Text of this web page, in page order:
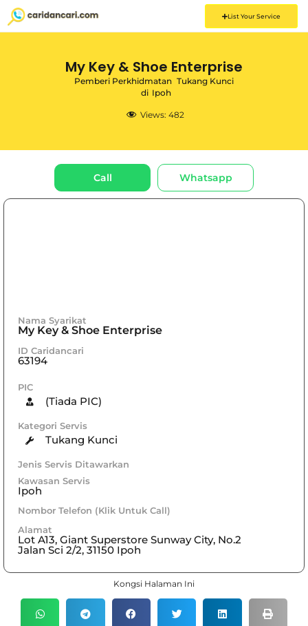
List Your Service
My Key & Shoe Enterprise
Pemberi Perkhidmatan Tukang Kunci
di Ipoh
Views: 482
Call Whatsapp
Nama Syarikat
My Key & Shoe Enterprise
ID Caridancari
63194
PIC
(Tiada PIC)
Kategori Servis
Tukang Kunci
Jenis Servis Ditawarkan
Kawasan Servis
Ipoh
Nombor Telefon (Klik Untuk Call)
Alamat
Lot A13, Giant Superstore Sunway City, No.2
Jalan Sci 2/2, 31150 Ipoh
Kongsi Halaman Ini